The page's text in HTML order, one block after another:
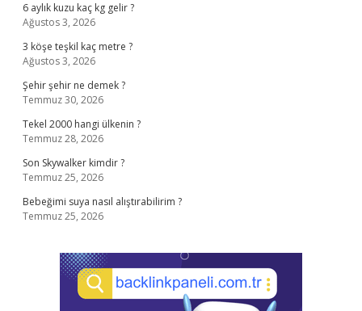
6 aylık kuzu kaç kg gelir ?
Ağustos 3, 2026
3 köşe teşkil kaç metre ?
Ağustos 3, 2026
Şehir şehir ne demek ?
Temmuz 30, 2026
Tekel 2000 hangi ülkenin ?
Temmuz 28, 2026
Son Skywalker kimdir ?
Temmuz 25, 2026
Bebeğimi suya nasıl alıştırabilirim ?
Temmuz 25, 2026